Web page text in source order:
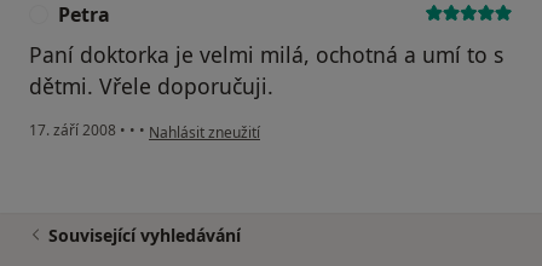
Petra
Paní doktorka je velmi milá, ochotná a umí to s
dětmi. Vřele doporučuji.
17. září 2008 • • • podle názoru uživatele Petra
Nahlásit zneužití
Související vyhledávání